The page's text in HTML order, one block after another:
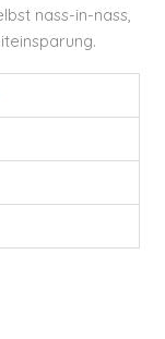
nass-in-nass,